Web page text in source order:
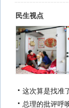
民生视点
这次算是找准
总理的批评呼